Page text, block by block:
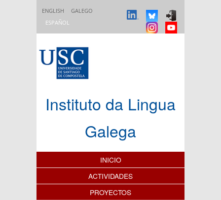
ENGLISH
GALEGO
ESPAÑOL
Instituto da Lingua
Galega
Índice de contenidos
INICIO
ACTIVIDADES
PROYECTOS